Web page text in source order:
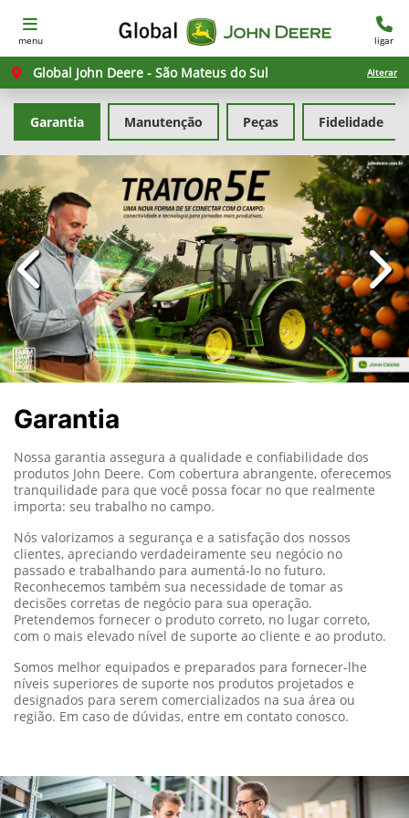
menu ligar
Global John Deere - São Mateus do Sul Alterar
Manutenção Peças
Garantia Fidelidade